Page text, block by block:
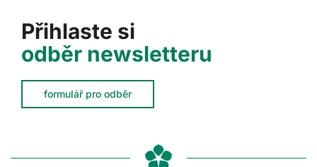
Přihlaste si
odběr newsletteru
formulář pro odběr